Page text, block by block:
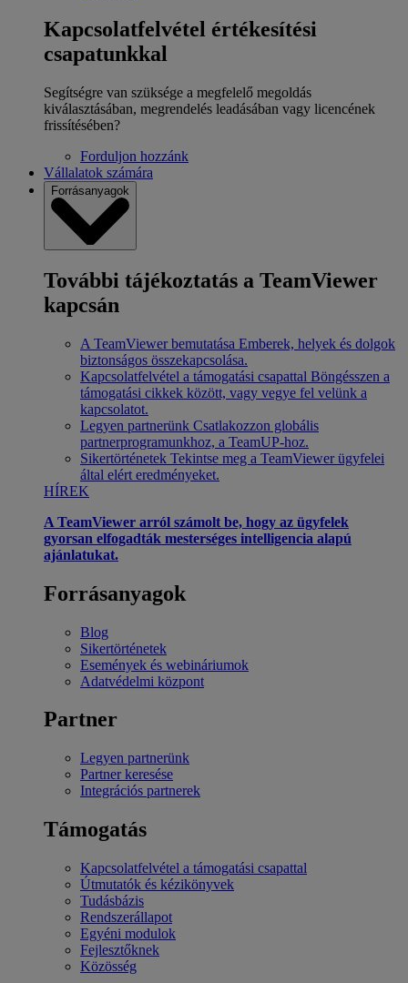
Kapcsolatfelvétel értékesítési
csapatunkkal
Segítségre van szüksége a megfelelő megoldás
kiválasztásában, megrendelés leadásában vagy licencének
frissítésében?
Forduljon hozzánk
Vállalatok számára
Forrásanyagok
További tájékoztatás a TeamViewer
kapcsán
A TeamViewer bemutatása Emberek, helyek és dolgok
biztonságos összekapcsolása.
Kapcsolatfelvétel a támogatási csapattal Böngésszen a
támogatási cikkek között, vagy vegye fel velünk a
kapcsolatot.
Legyen partnerünk Csatlakozzon globális
partnerprogramunkhoz, a TeamUP-hoz.
Sikertörténetek Tekintse meg a TeamViewer ügyfelei
által elért eredményeket.
HÍREK
A TeamViewer arról számolt be, hogy az ügyfelek
gyorsan elfogadták mesterséges intelligencia alapú
ajánlatukat.
Forrásanyagok
Blog
Sikertörténetek
Események és webináriumok
Adatvédelmi központ
Partner
Legyen partnerünk
Partner keresése
Integrációs partnerek
Támogatás
Kapcsolatfelvétel a támogatási csapattal
Útmutatók és kézikönyvek
Tudásbázis
Rendszerállapot
Egyéni modulok
Fejlesztőknek
Közösség